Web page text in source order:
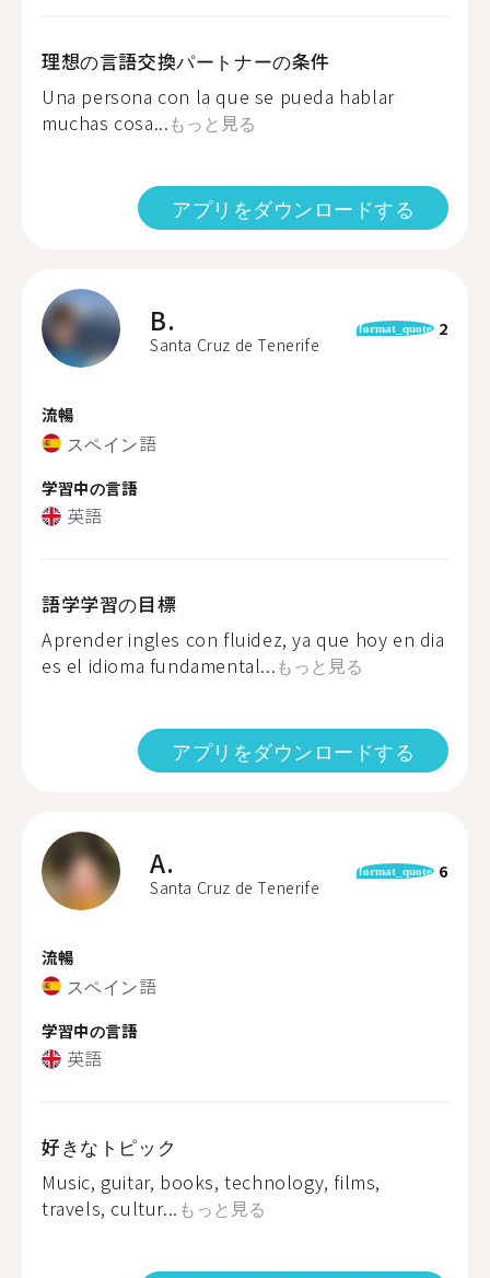
理想の言語交換パートナーの条件
Una persona con la que se pueda hablar
muchas cosa...もっと見る
アプリをダウンロードする
B.
Santa Cruz de Tenerife
format_quote 2
流暢
スペイン語
学習中の言語
英語
語学学習の目標
Aprender ingles con fluidez, ya que hoy en dia
es el idioma fundamental...もっと見る
アプリをダウンロードする
A.
Santa Cruz de Tenerife
format_quote 6
流暢
スペイン語
学習中の言語
英語
好きなトピック
Music, guitar, books, technology, films,
travels, cultur... もっと見る